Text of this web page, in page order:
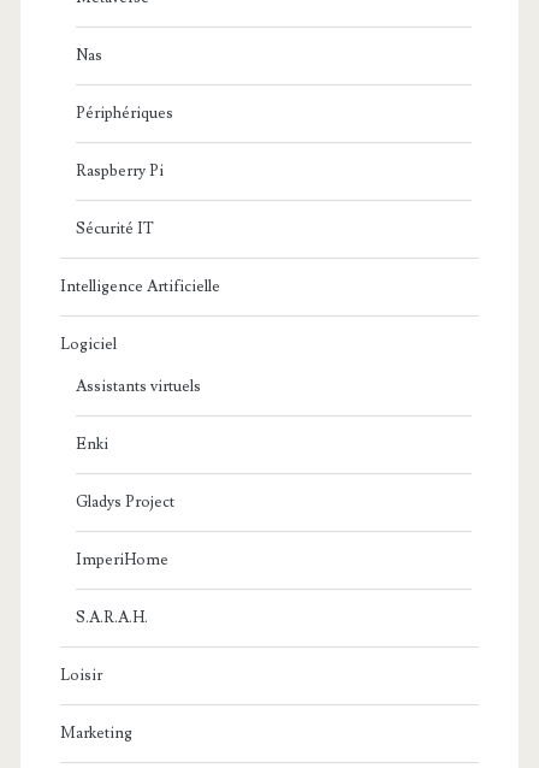
Nas
Périphériques
Raspberry Pi
Sécurité IT
Intelligence Artificielle
Logiciel
Assistants virtuels
Enki
Gladys Project
ImperiHome
S.A.R.A.H.
Loisir
Marketing